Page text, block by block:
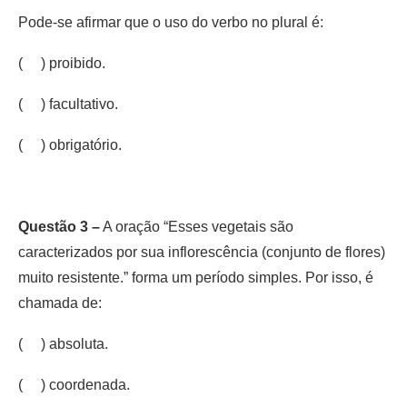
Pode-se afirmar que o uso do verbo no plural é:
( ) proibido.
( ) facultativo.
( ) obrigatório.
Questão 3 –A oração “Esses vegetais são
caracterizados por sua inflorescência (conjunto de flores)
muito resistente.” forma um período simples. Por isso, é
chamada de:
( ) absoluta.
( ) coordenada.